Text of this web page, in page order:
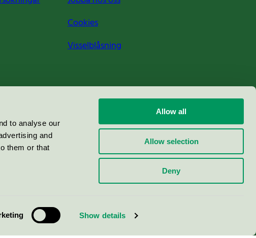
to analyse our
and
them or that
Show details
Allow all
Allow selection
Deny
Cookies
Visselblåsning